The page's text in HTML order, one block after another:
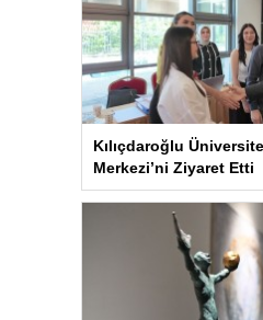
Kılıçdaroğlu
Merkezi’ni Ziyaret Etti